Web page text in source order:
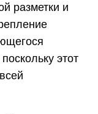
разметки и
этот